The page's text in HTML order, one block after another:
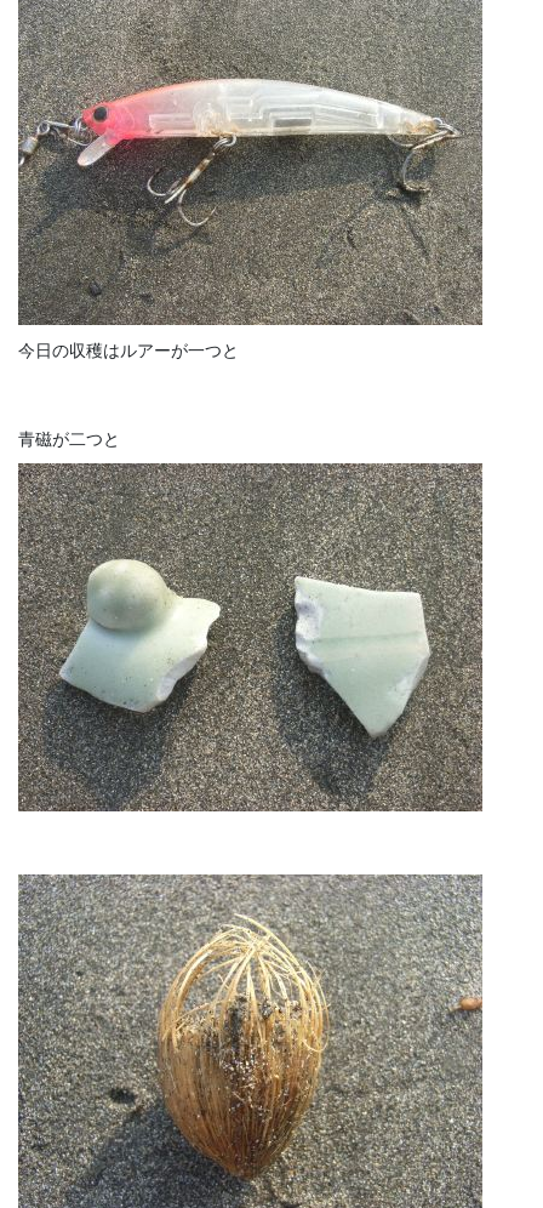
今日の収穫はルアーが一つと
青磁が二つと